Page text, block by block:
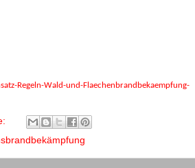
Regeln-Wald-und-Flaechenbrandbekaempfung-